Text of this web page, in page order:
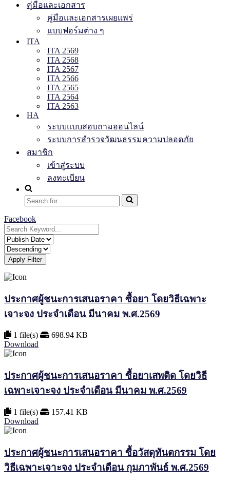
คู่มือและเอกสาร
คู่มือและเอกสารเผยแพร่
แบบฟอร์มต่าง ๆ
ITA
ITA 2569
ITA 2568
ITA 2567
ITA 2566
ITA 2565
ITA 2564
ITA 2563
HA
ระบบแบบสอบถามออนไลน์
ระบบการสำรวจวัฒนธรรมความปลอดภัย
สมาชิก
เข้าสู่ระบบ
ลงทะเบียน
Search
for...
Facebook
Apply Filter
ประกาศผู้ชนะการเสนอราคา ซื้อยา โดยวิธีเฉพาะ
เจาะจง ประจำเดือน มีนาคม พ.ศ.2569
1 file(s)
698.94 KB
Download
ประกาศผู้ชนะการเสนอราคา ซื้อยาเสพติด โดยวิธี
เฉพาะเจาะจง ประจำเดือน มีนาคม พ.ศ.2569
1 file(s)
157.41 KB
Download
ประกาศผู้ชนะการเสนอราคา ซื้อวัสดุทันตกรรม โดย
วิธีเฉพาะเจาะจง ประจำเดือน กุมภาพันธ์ พ.ศ.2569